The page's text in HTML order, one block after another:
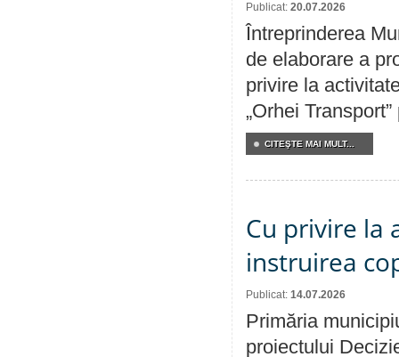
Publicat: 20.07.2026
Întreprinderea
de elaborare a
privire la
„Orhei
CITEŞTE MAI MULT...
Cu privire la
instruirea
Publicat: 14.07.2026
Primăria
proiectului